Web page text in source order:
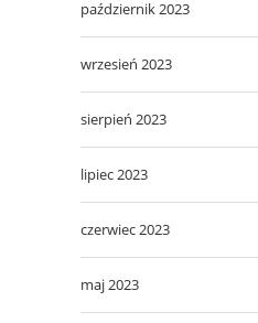
październik 2023
wrzesień 2023
sierpień 2023
lipiec 2023
czerwiec 2023
maj 2023